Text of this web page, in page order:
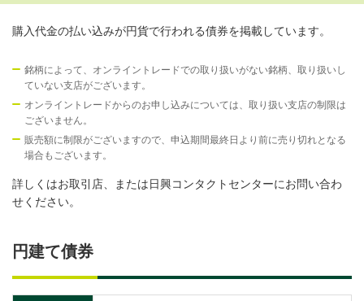
購入代金の払い込みが円貨で行われる債券を掲載しています。
銘柄によって、オンライントレードでの取り扱いがない銘柄、取り扱いし
ていない支店がございます。
オンライントレードからのお申し込みについては、取り扱い支店の制限は
ございません。
販売額に制限がございますので、申込期間最終日より前に売り切れとなる
場合もございます。
詳しくはお取引店、または日興コンタクトセンターにお問い合わ
せください。
円建て債券